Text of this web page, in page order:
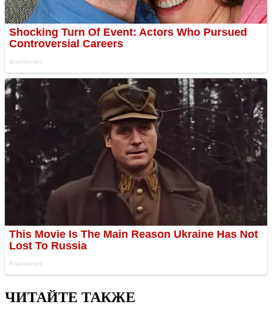
ЧИТАЙТЕ ТАКЖЕ